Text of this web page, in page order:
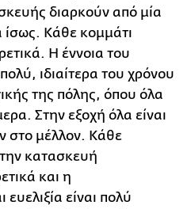
διαρκούν από μία
ίσως. Κάθε κομμάτι
Η έννοια του
ιδιαίτερα του χρόνου
της πόλης, όπου όλα
Στην εξοχή όλα είναι
στο μέλλον. Κάθε
κατασκευή
και η
είναι πολύ